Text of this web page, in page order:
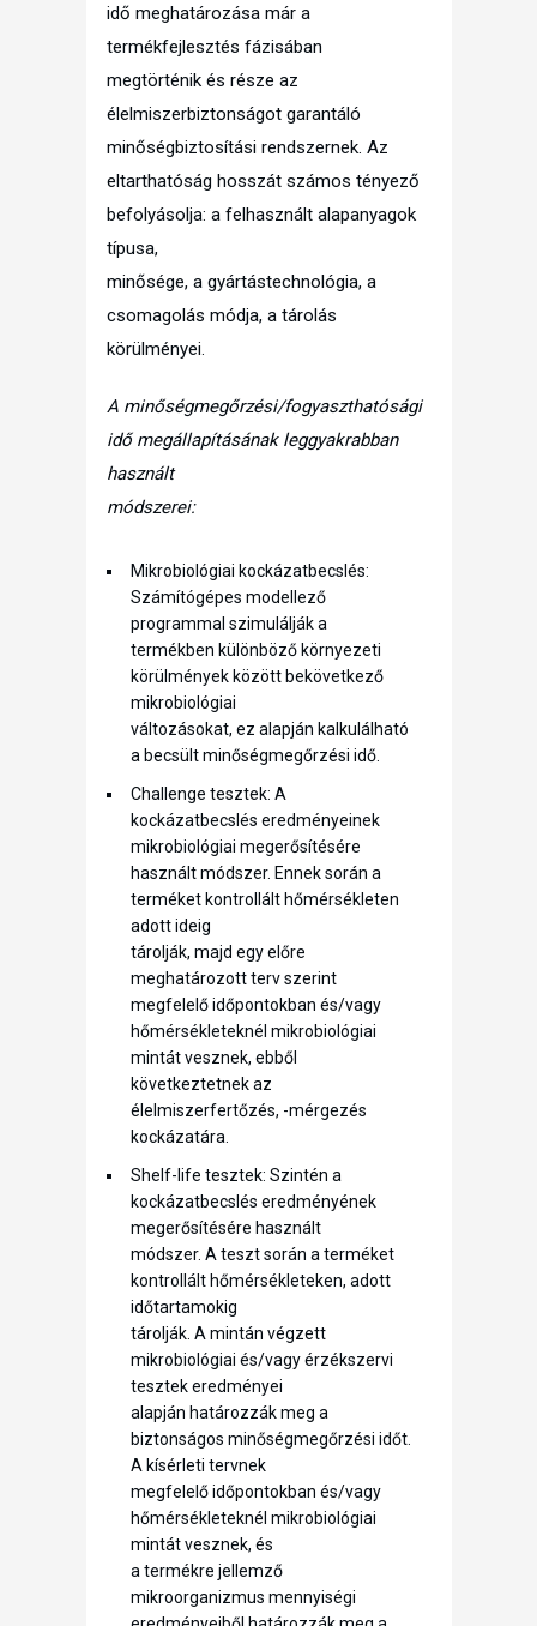
idő meghatározása már a
termékfejlesztés fázisában
megtörténik és része az
élelmiszerbiztonságot garantáló
minőségbiztosítási rendszernek. Az
eltarthatóság hosszát számos tényező
befolyásolja: a felhasznált alapanyagok
típusa,
minősége, a gyártástechnológia, a
csomagolás módja, a tárolás
körülményei.
A minőségmegőrzési/fogyaszthatósági
idő megállapításának leggyakrabban
használt
módszerei:
Mikrobiológiai kockázatbecslés:
Számítógépes modellező
programmal szimulálják a
termékben különböző környezeti
körülmények között bekövetkező
mikrobiológiai
változásokat, ez alapján kalkulálható
a becsült minőségmegőrzési idő.
Challenge tesztek: A
kockázatbecslés eredményeinek
mikrobiológiai megerősítésére
használt módszer. Ennek során a
terméket kontrollált hőmérsékleten
adott ideig
tárolják, majd egy előre
meghatározott terv szerint
megfelelő időpontokban és/vagy
hőmérsékleteknél mikrobiológiai
mintát vesznek, ebből
következtetnek az
élelmiszerfertőzés, -mérgezés
kockázatára.
Shelf-life tesztek: Szintén a
kockázatbecslés eredményének
megerősítésére használt
módszer. A teszt során a terméket
kontrollált hőmérsékleteken, adott
időtartamokig
tárolják. A mintán végzett
mikrobiológiai és/vagy érzékszervi
tesztek eredményei
alapján határozzák meg a
biztonságos minőségmegőrzési időt.
A kísérleti tervnek
megfelelő időpontokban és/vagy
hőmérsékleteknél mikrobiológiai
mintát vesznek, és
a termékre jellemző
mikroorganizmus mennyiségi